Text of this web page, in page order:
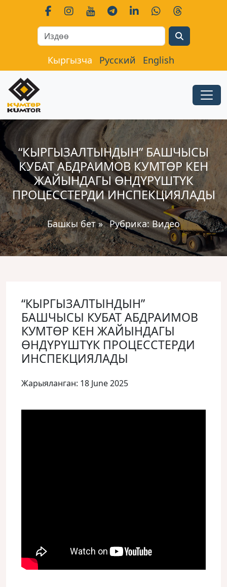
Кыргызча Русский English
“КЫРГЫЗАЛТЫНДЫН” БАШЧЫСЫ
КУБАТ АБДРАИМОВ КУМТӨР КЕН
ЖАЙЫНДАГЫ ӨНДҮРҮШТҮК
ПРОЦЕССТЕРДИ ИНСПЕКЦИЯЛАДЫ
Башкы бет» Рубрика:Видео
“КЫРГЫЗАЛТЫНДЫН”
БАШЧЫСЫ КУБАТ АБДРАИМОВ
КУМТӨР КЕН ЖАЙЫНДАГЫ
ӨНДҮРҮШТҮК ПРОЦЕССТЕРДИ
ИНСПЕКЦИЯЛАДЫ
Жарыяланган: 18 June 2025